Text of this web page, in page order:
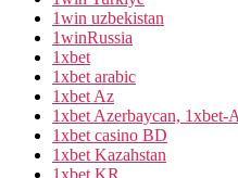
1win uzbekistan
1winRussia
1xbet
1xbet arabic
1xbet Az
1xbet Azerbaycan,
1xbet casino BD
1xbet Kazahstan
1xbet KR